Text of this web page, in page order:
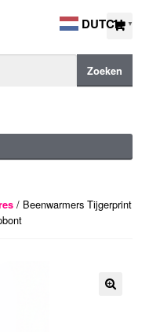
Zoeken
/ Beenwarmers Tijgerprint
DUTCH ▼